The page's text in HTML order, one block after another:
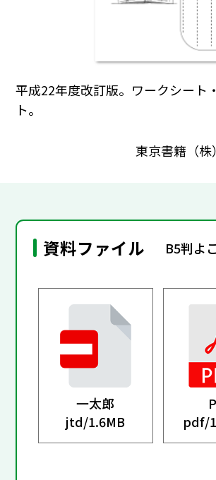
平成22年度改訂版。ワークシート
ト。
東京書籍（
資料ファイル B5判よ
一太郎
jtd/1.6MB
pdf/